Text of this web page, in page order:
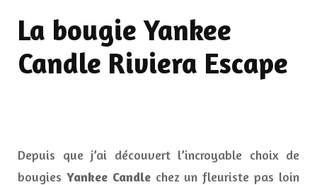
La bougie Yankee
Candle Riviera Escape
Depuis que j’ai découvert l’incroyable choix de
bougies Yankee Candlechez un fleuriste pas loin